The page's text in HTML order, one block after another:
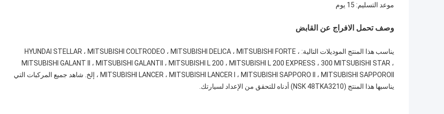
موعد التسليم: 15 يوم
وصف تحمل الافراج عن القابض
يناسب هذا المنتج الموديلات التالية: HYUNDAI STELLAR ، MITSUBISHI COLTRODEO ، MITSUBISHI DELICA ، MITSUBISHI FORTE ،
MITSUBISHI GALANT II ، MITSUBISHI GALANTII ، MITSUBISHI L 200 ، MITSUBISHI L 200 EXPRESS ، 300 MITSUBISHI STAR ،
MITSUBISHI LANCER ، MITSUBISHI LANCER I ، MITSUBISHI SAPPORO II ، MITSUBISHI SAPPOROII ، إلخ. شاهد جميع المركبات التي
يناسبها هذا المنتج (NSK 48TKA3210) أدناه للتحقق من الإعداد لسيارتك.